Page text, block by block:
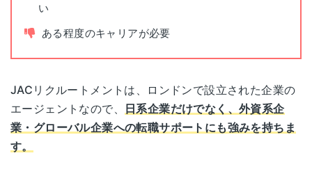
土曜は応相談
神戸
井門三宮ビル10階
京都府京都市下京区烏丸通四条下ル水銀屋町620
COCON烏丸4階
広島県広島市東区若草町12-1
い
ある程度のキャリアが必要
JACリクルートメントは、ロンドンで設立された企業の
エージェントなので、
日系企業だけでなく、外資系企
業・グローバル企業への転職サポートにも強みを持ちま
す。